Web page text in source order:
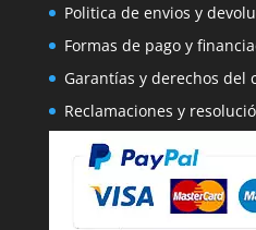
Politica de envios y
Formas de pago y
Garantías y derechos del
Reclamaciones y